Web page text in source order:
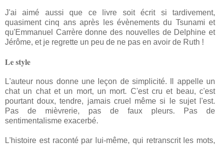
J'ai aimé aussi que ce livre soit écrit si tardivement,
quasiment cinq ans après les évènements du Tsunami et
qu'Emmanuel Carrère donne des nouvelles de Delphine et
Jérôme, et je regrette un peu de ne pas en avoir de Ruth !
Le style
L'auteur nous donne une leçon de simplicité. Il appelle un
chat un chat et un mort, un mort. C'est cru et beau, c'est
pourtant doux, tendre, jamais cruel même si le sujet l'est.
Pas de mièvrerie, pas de faux pleurs. Pas de
sentimentalisme exacerbé.
L'histoire est raconté par lui-même, qui retranscrit les mots,